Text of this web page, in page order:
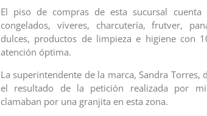
El piso de compras de esta sucursal
congelados, víveres, charcutería, frutver,
dulces, productos de limpieza e higiene con
atención óptima.
La superintendente de la marca, Sandra Torres,
el resultado de la petición realizada por
clamaban por una granjita en esta zona.